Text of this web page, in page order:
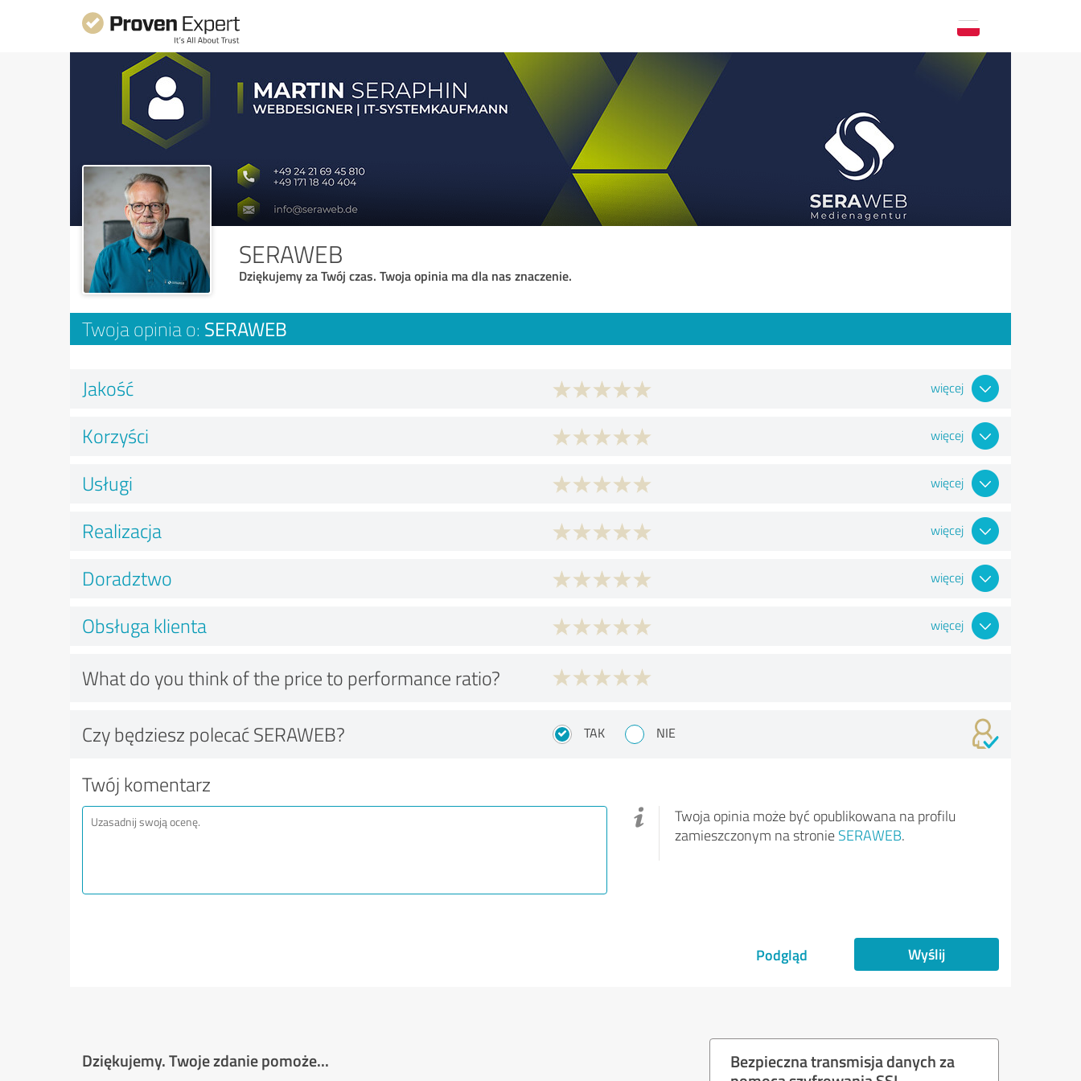
SERAWEB
Dziękujemy za Twój czas. Twoja opinia ma dla nas znaczenie.
Twoja opinia o: SERAWEB
Jakość więcej
Korzyści więcej
Usługi więcej
Realizacja więcej
Doradztwo więcej
Obsługa klienta więcej
What do you think of the price to performance ratio?
Czy będziesz polecać SERAWEB? TAK NIE
Twój komentarz
Twoja opinia może być opublikowana na profilu
zamieszczonym na stronie SERAWEB.
Podgląd Wyślij
Dziękujemy. Twoje zdanie pomoże...
Bezpieczna transmisja danych za